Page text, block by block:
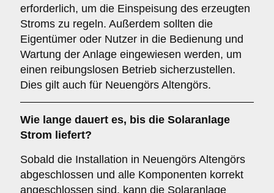
erforderlich, um die Einspeisung des erzeugten
Stroms zu regeln. Außerdem sollten die
Eigentümer oder Nutzer in die Bedienung und
Wartung der Anlage eingewiesen werden, um
einen reibungslosen Betrieb sicherzustellen.
Dies gilt auch für Neuengörs Altengörs.
Wie lange dauert es, bis die Solaranlage
Strom liefert?
Sobald die Installation in Neuengörs Altengörs
abgeschlossen und alle Komponenten korrekt
angeschlossen sind, kann die Solaranlage